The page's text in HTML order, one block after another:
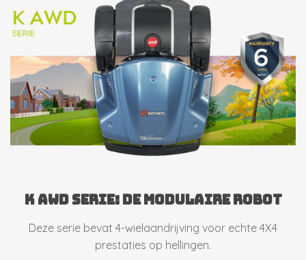
K AWD SERIE: de modulaire robot
Deze serie bevat 4-wielaandrijving voor echte 4X4
prestaties op hellingen.